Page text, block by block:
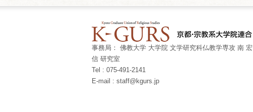
事務局： 佛教大学 大学院 文学研究科仏教学専攻 南 宏
信 研究室
Tel : 075-491-2141
E-mail : staff@kgurs.jp